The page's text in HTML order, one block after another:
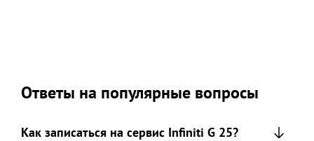
Ответы на популярные вопросы
Как записаться на сервис Infiniti G 25?